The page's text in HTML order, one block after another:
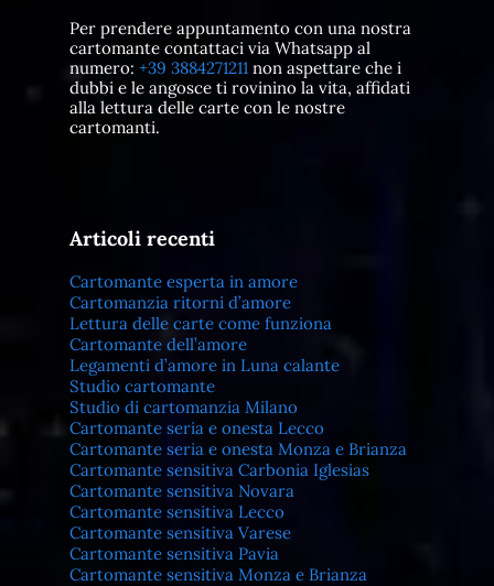
Per prendere appuntamento con una nostra
cartomante contattaci via Whatsapp al
numero: +39 3884271211 non aspettare che i
dubbi e le angosce ti rovinino la vita, affidati
alla lettura delle carte con le nostre
cartomanti.
Articoli recenti
Cartomante esperta in amore
Cartomanzia ritorni d’amore
Lettura delle carte come funziona
Cartomante dell’amore
Legamenti d’amore in Luna calante
Studio cartomante
Studio di cartomanzia Milano
Cartomante seria e onesta Lecco
Cartomante seria e onesta Monza e Brianza
Cartomante sensitiva Carbonia Iglesias
Cartomante sensitiva Novara
Cartomante sensitiva Lecco
Cartomante sensitiva Varese
Cartomante sensitiva Pavia
Cartomante sensitiva Monza e Brianza